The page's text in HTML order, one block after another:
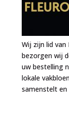
Wij zijn lid
bezorgen wij
uw bestelling
lokale
samenstelt